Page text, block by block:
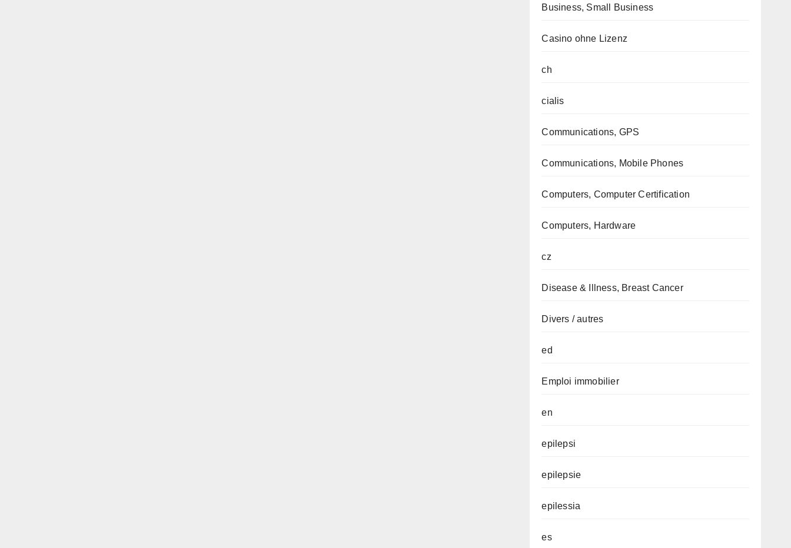
Business, Small Business
Casino ohne Lizenz
ch
cialis
Communications, GPS
Communications, Mobile Phones
Computers, Computer Certification
Computers, Hardware
cz
Disease & Illness, Breast Cancer
Divers / autres
ed
Emploi immobilier
en
epilepsi
epilepsie
epilessia
es